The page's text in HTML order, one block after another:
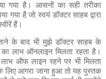
गया है। आसनों का सही तरीका
गया है जो स्वयं डॉक्टर साहब द्वारा
हैं।
के बाद भी मुझे डॉक्टर साहब के
लाभ ऑनलाइन मिलता रहता है।
ऑफ लाइन रहने पर भी मिलता
लिए आगरा जाना हुआ तो यह पुस्तक